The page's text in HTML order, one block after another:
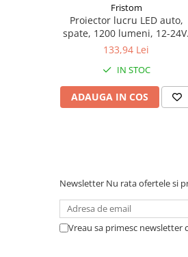
remorca N/S, 7/15 Pini
Socluri pentru becuri auto
Suporturi si socluri sigurante auto
Sprayuri, intretinere si cosmetica
Degripante, lubrifianti, creme si
Vopsea spray si antifoane
Fristom
Proiector lucru LED auto,
spate, 1200 lumeni, 12-24V,
fascicul focalizat, IP69
133,94 Lei
IN STOC
ADAUGA IN COS
Newsletter Nu rata ofertele si
Vreau sa primesc